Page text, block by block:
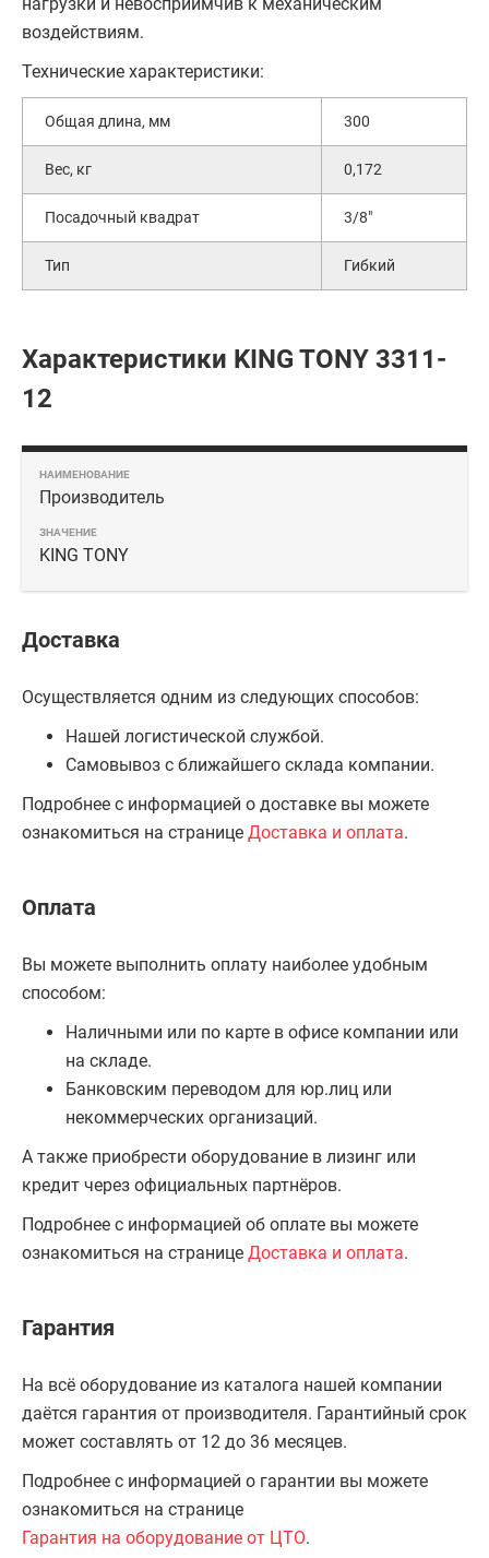
воздействиям.
Технические характеристики:
Общая длина, мм 300
Вес, кг 0,172
Посадочный квадрат 3/8"
Тип Гибкий
Характеристики KING TONY 3311-
12
Производитель
KING TONY
Доставка
Осуществляется одним из следующих способов:
Нашей логистической службой.
Самовывоз с ближайшего склада компании.
Подробнее с информацией о доставке вы можете
ознакомиться на странице Доставка и оплата.
Оплата
Вы можете выполнить оплату наиболее удобным
способом:
Наличными или по карте в офисе компании или
на складе.
Банковским переводом для юр.лиц или
некоммерческих организаций.
А также приобрести оборудование в лизинг или
кредит через официальных партнёров.
Подробнее с информацией об оплате вы можете
ознакомиться на странице Доставка и оплата.
Гарантия
На всё оборудование из каталога нашей компании
даётся гарантия от производителя. Гарантийный срок
может составлять от 12 до 36 месяцев.
Подробнее с информацией о гарантии вы можете
ознакомиться на странице
Гарантия на оборудование от ЦТО.